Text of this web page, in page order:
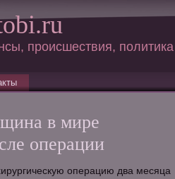
происшествия, политика
в мире
операции
операцию два месяца